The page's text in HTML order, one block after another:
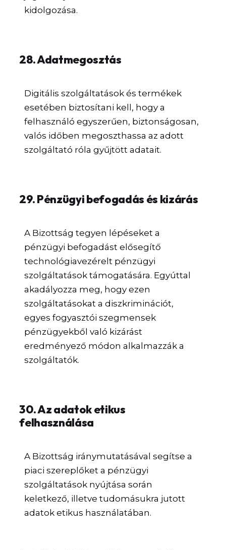
kidolgozása.
28. Adatmegosztás
Digitális szolgáltatások és termékek
esetében biztosítani kell, hogy a
felhasználó egyszerűen, biztonságosan,
valós időben megoszthassa az adott
szolgáltató róla gyűjtött adatait.
29. Pénzügyi befogadás és kizárás
A Bizottság tegyen lépéseket a
pénzügyi befogadást elősegítő
technológiavezérelt pénzügyi
szolgáltatások támogatására. Egyúttal
akadályozza meg, hogy ezen
szolgáltatásokat a diszkriminációt,
egyes fogyasztói szegmensek
pénzügyekből való kizárást
eredményező módon alkalmazzák a
szolgáltatók.
30. Az adatok etikus
felhasználása
A Bizottság iránymutatásával segítse a
piaci szereplőket a pénzügyi
szolgáltatások nyújtása során
keletkező, illetve tudomásukra jutott
adatok etikus használatában.